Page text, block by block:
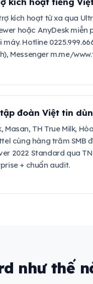
kích hoạt từ xa qua
hoặc AnyDesk miễn
máy. Hotline
Messenger m.me/
tập đoàn Việt tin
Masan, TH True Milk,
cùng hàng trăm SMB
2022 Standard qua
+ chuẩn audit.
như thế